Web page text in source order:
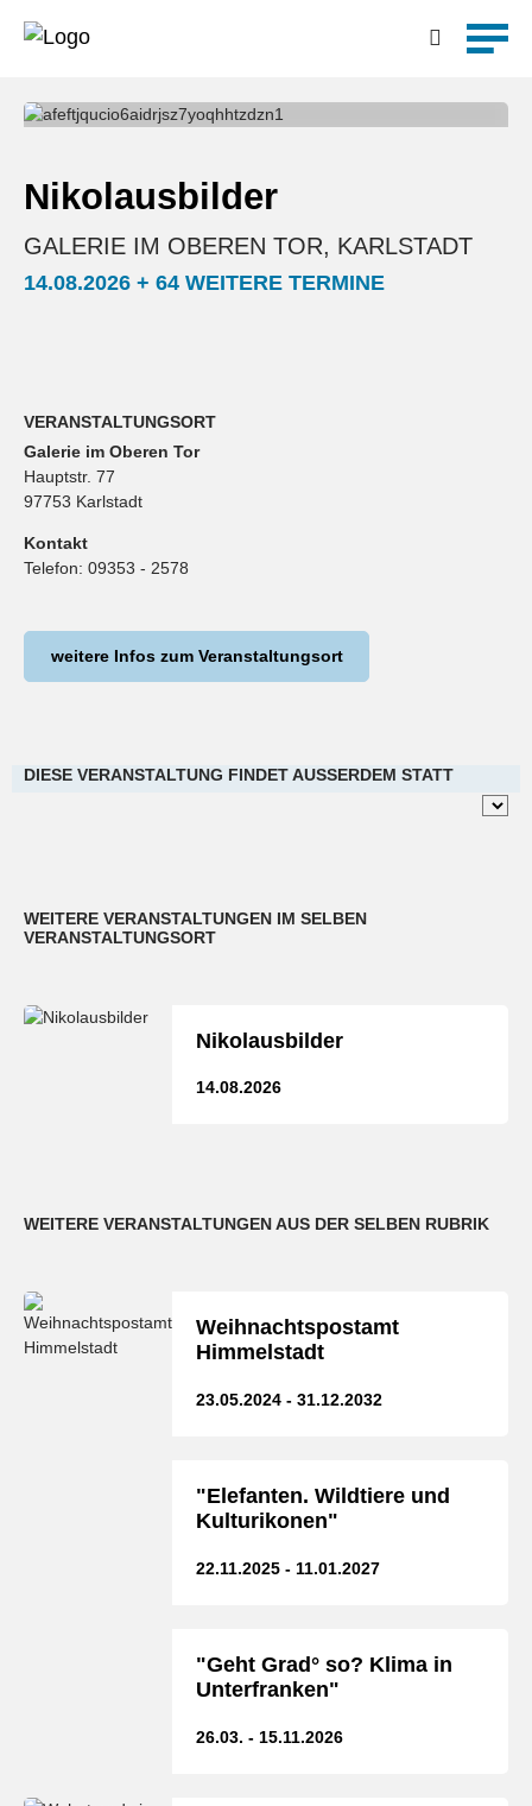
Nikolausbilder
GALERIE IM OBEREN TOR, KARLSTADT
14.08.2026 + 64 WEITERE TERMINE
VERANSTALTUNGSORT
Galerie im Oberen Tor
Hauptstr. 77
97753 Karlstadt
Kontakt
Telefon: 09353 - 2578
weitere Infos zum Veranstaltungsort
DIESE VERANSTALTUNG FINDET AUSSERDEM STATT
WEITERE VERANSTALTUNGEN IM SELBEN
VERANSTALTUNGSORT
Nikolausbilder
14.08.2026
WEITERE VERANSTALTUNGEN AUS DER SELBEN RUBRIK
Weihnachtspostamt
Himmelstadt
23.05.2024 - 31.12.2032
"Elefanten. Wildtiere und
Kulturikonen"
22.11.2025 - 11.01.2027
"Geht Grad° so? Klima in
Unterfranken"
26.03. - 15.11.2026